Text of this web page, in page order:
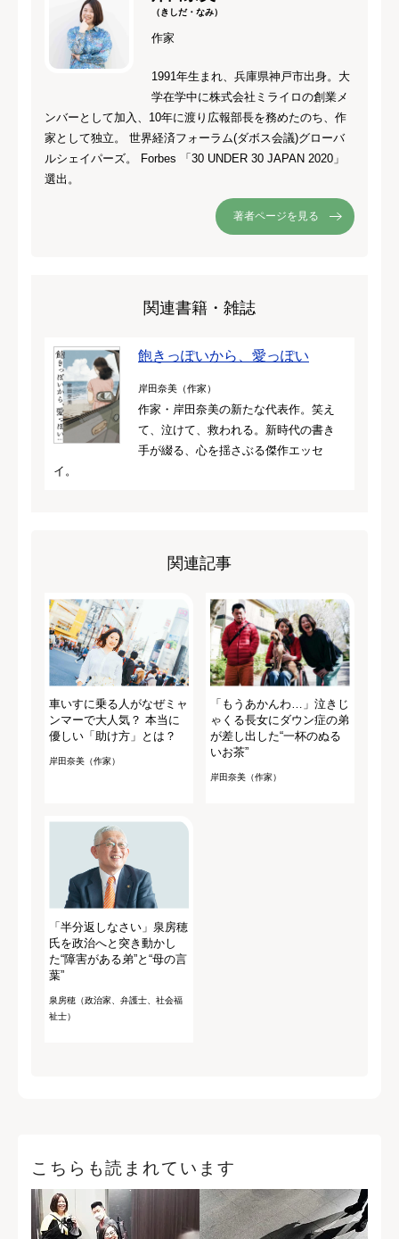
（きしだ・なみ）
作家
1991年生まれ、兵庫県神戸市出身。大
学在学中に株式会社ミライロの創業メ
ンバーとして加入、10年に渡り広報部長を務めたのち、作
家として独立。 世界経済フォーラム(ダボス会議)グローバ
ルシェイパーズ。 Forbes 「30 UNDER 30 JAPAN 2020」
選出。
著者ページを見る
関連書籍・雑誌
飽きっぽいから、愛っぽい
岸田奈美（作家）
作家・岸田奈美の新たな代表作。笑え
て、泣けて、救われる。新時代の書き
手が綴る、心を揺さぶる傑作エッセ
イ。
関連記事
車いすに乗る人がなぜミャ
ンマーで大人気？ 本当に
優しい「助け方」とは？
岸田奈美（作家）
「もうあかんわ…」泣きじ
ゃくる長女にダウン症の弟
が差し出した“一杯のぬる
いお茶”
岸田奈美（作家）
「半分返しなさい」泉房穂
氏を政治へと突き動かし
た“障害がある弟”と“母の言
葉”
泉房穂（政治家、弁護士、社会福
祉士）
こちらも読まれています